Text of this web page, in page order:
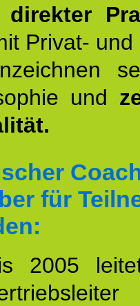
direkter
Privat-
und
für
2005